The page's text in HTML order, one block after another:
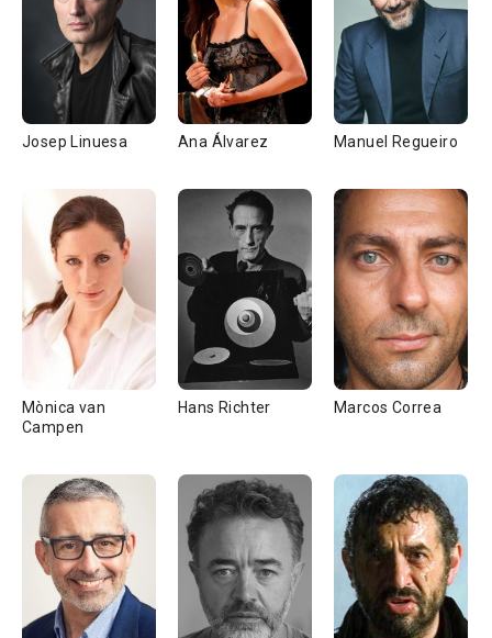
Josep Linuesa Ana Álvarez Manuel Regueiro
Mònica van
Campen
Hans Richter Marcos Correa